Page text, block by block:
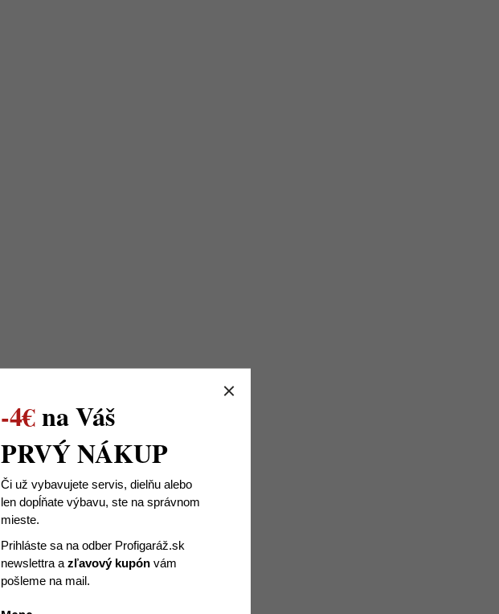
-4€na Váš
PRVÝ NÁKUP
Či už vybavujete servis, dielňu alebo
len dopĺňate výbavu, ste na správnom
mieste.
Prihláste sa na odber Profigaráž.sk
newslettra a zľavový kupón vám
pošleme na mail.